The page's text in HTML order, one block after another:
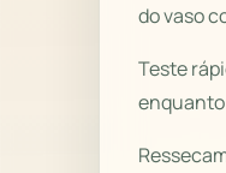
do vaso
Teste